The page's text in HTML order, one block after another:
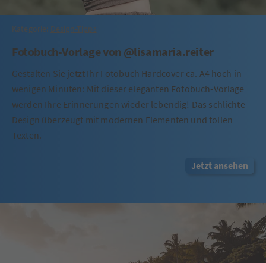
Kategorie: Design-Tipps
Fotobuch-Vorlage von @lisamaria.reiter
Gestalten Sie jetzt Ihr Fotobuch Hardcover ca. A4 hoch in
wenigen Minuten: Mit dieser eleganten Fotobuch-Vorlage
werden Ihre Erinnerungen wieder lebendig! Das schlichte
Design überzeugt mit modernen Elementen und tollen
Texten.
Jetzt ansehen